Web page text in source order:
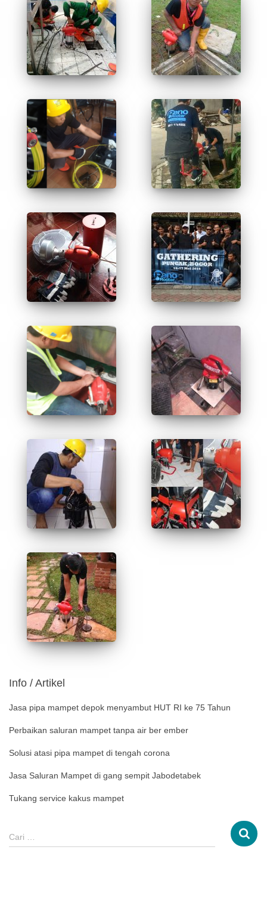
Info / Artikel
Jasa pipa mampet depok menyambut HUT RI ke 75 Tahun
Perbaikan saluran mampet tanpa air ber ember
Solusi atasi pipa mampet di tengah corona
Jasa Saluran Mampet di gang sempit Jabodetabek
Tukang service kakus mampet
Cari …